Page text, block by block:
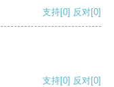
支持[0] 反对[0]
支持[0] 反对[0]